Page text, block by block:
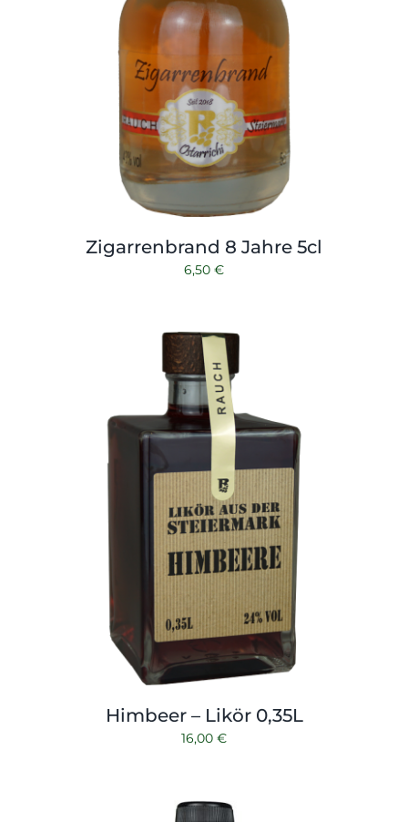
Zigarrenbrand 8 Jahre 5cl
6,50 €
Himbeer – Likör 0,35L
16,00 €